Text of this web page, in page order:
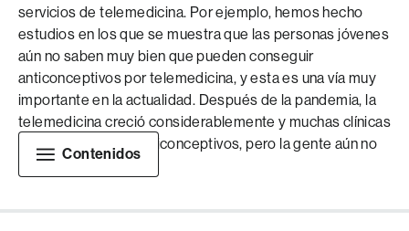
servicios de telemedicina. Por ejemplo, hemos hecho
estudios en los que se muestra que las personas jóvenes
aún no saben muy bien que pueden conseguir
anticonceptivos por telemedicina, y esta es una vía muy
importante en la actualidad. Después de la pandemia, la
telemedicina creció considerablemente y muchas clínicas
la utilizan para dar anticonceptivos, pero la gente aún no
lo sabe.
Contenidos